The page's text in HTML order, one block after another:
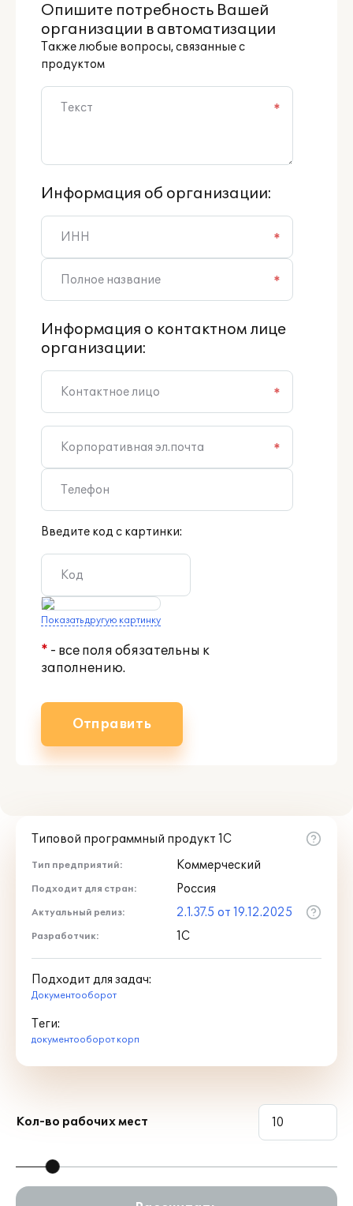
Партнерам
Опишите потребность Вашей
организации в автоматизации
Также любые вопросы, связанные с
продуктом
*
Информация об организации:
*
*
Информация о контактном лице
организации:
*
*
Введите код с картинки:
Показать другую картинку
* - все поля обязательны к
заполнению.
Отправить
Типовой программный продукт 1С
Тип предприятий: Коммерческий
Подходит для стран: Россия
Актуальный релиз: 2.1.37.5 от 19.12.2025
Разработчик: 1С
Подходит для задач:
Документооборот
Теги:
документооборот корп
Кол-во рабочих мест